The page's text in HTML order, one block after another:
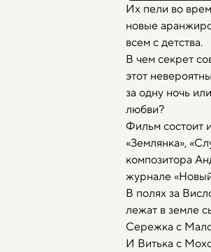
Их пели во
новые
всем с детства.
В чем секрет
этот
за одну ночь
любви?
Фильм состоит
«Землянка»,
композитора
журнале
В полях за
лежат в земле
Сережка с
И Витька с